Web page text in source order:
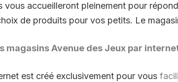
vous accueilleront pleinement pour
de produits pour vos petits. Le
magasins Avenue des Jeux par
est créé exclusivement pour vous